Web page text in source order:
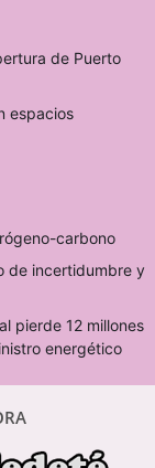
de Puerto
espacios
carbono
de incertidumbre y
pierde 12 millones
energético